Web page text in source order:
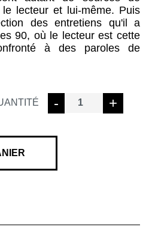
-
quantité
de
A
+
lecteur et lui-même. Puis
des entretiens qu'il a
90, où le lecteur est cette
à des paroles de